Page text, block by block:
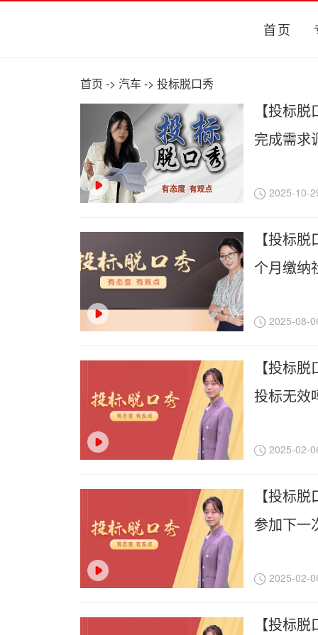
首页
首页 -> 汽车 -> 投标脱口秀
【投标
完成需求
2025-10-
【投标
个月缴纳
2025-08-
【投标
投标无效
2025-02-
【投标
参加下一
2025-02-
【投标